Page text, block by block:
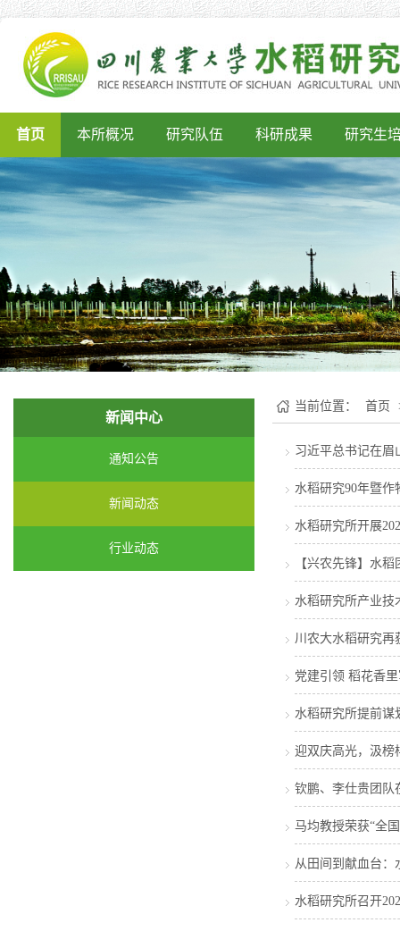
首页 本所概况 研究队伍 科研成果 研究生
新闻中心
通知公告
新闻动态
行业动态
当前位置： 首页
习近平总书记在眉
水稻研究90年暨作
水稻研究所开展
【兴农先锋】水
水稻研究所产业技
川农大水稻研究再
党建引领 稻花香
水稻研究所提前谋
迎双庆高光，汲
钦鹏、李仕贵团队
马均教授荣获“全
从田间到献血台：
水稻研究所召开